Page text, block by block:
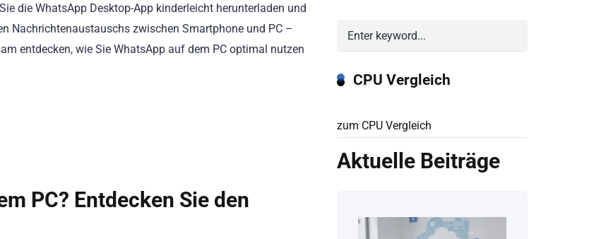
die WhatsApp Desktop-App kinderleicht herunterladen und
Nachrichtenaustauschs zwischen Smartphone und PC –
entdecken, wie Sie WhatsApp auf dem PC optimal nutzen
PC? Entdecken Sie den
CPU Vergleich
zum CPU Vergleich
Aktuelle Beiträge